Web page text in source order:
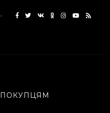
ПОКУПЦЯМ